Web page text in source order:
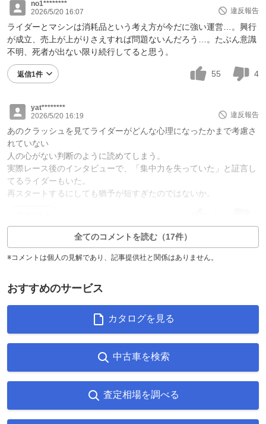
no1********
2026/5/20 16:07
違反報告
ライダーとマシンは消耗品という考え方が今だに強い運営…。興行
が成立、売上が上がりさえすれば問題ないんだろう…。たぶん意識
不明、死者が出ない限り続行してると思う。
返信1件 55 4
yat********
2026/5/20 16:19
違反報告
あのクラッシュを見てライダーがどんな心理になったかまで考慮さ
れていない
人の心がない判断のように読めてしまう。
実際レース後のインタビューで、「集中力を失っていた」と証言し
てるライダーもいた。
再スタートするにしても猶予が短すぎたのではないか。
全てのコメントを読む（17件）
※コメントは個人の見解であり、記事提供社と関係はありません。
おすすめのサービス
カタログを見る
中古車を検索
査定相場を調べる